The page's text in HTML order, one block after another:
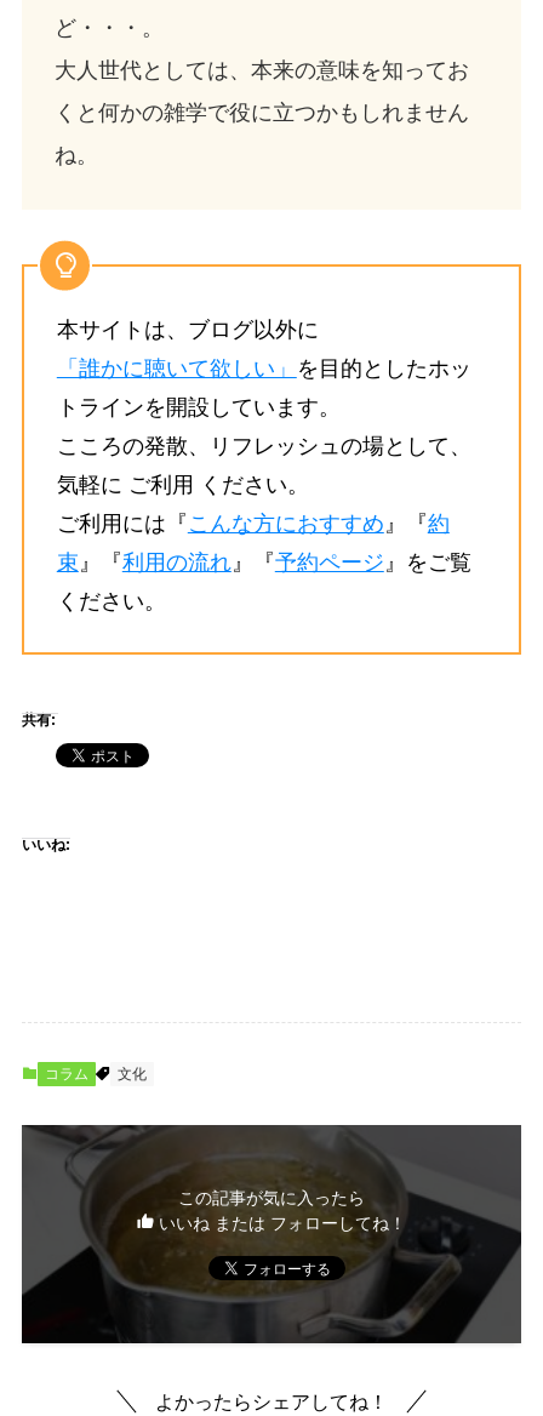
ど・・・。
大人世代としては、本来の意味を知ってお
くと何かの雑学で役に立つかもしれません
ね。
本サイトは、ブログ以外に
「誰かに聴いて欲しい」 を目的としたホッ
トラインを開設しています。
こころの発散、リフレッシュの場として、
気軽に ご利用 ください。
ご利用には『 こんな方におすすめ 』『約
束 』『利用の流れ』『予約ページ 』をご覧
ください。
共有:
いいね:
コラム 文化
この記事が気に入ったら
いいね または フォローしてね！
よかったらシェアしてね！